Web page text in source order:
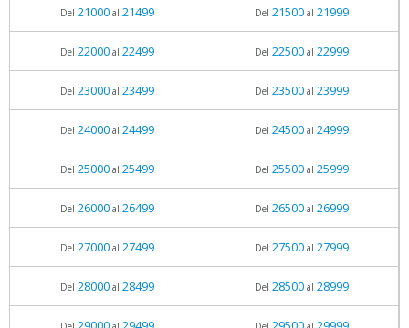
Del 21000al 21499 Del 21500al 21999
Del 22000al 22499 Del 22500al 22999
Del 23000al 23499 Del 23500al 23999
Del 24000al 24499 Del 24500al 24999
Del 25000al 25499 Del 25500al 25999
Del 26000al 26499 Del 26500al 26999
Del 27000al 27499 Del 27500al 27999
Del 28000al 28499 Del 28500al 28999